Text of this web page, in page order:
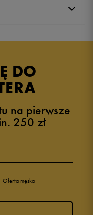
przez
6%
DO
na pierwsze
250 zł
Oferta męska